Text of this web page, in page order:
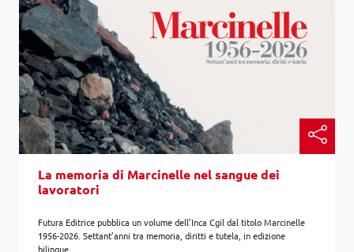
La memoria di Marcinelle nel sangue dei
lavoratori
Futura Editrice pubblica un volume dell’Inca Cgil dal titolo Marcinelle
1956-2026. Settant’anni tra memoria, diritti e tutela, in edizione
bilingue…